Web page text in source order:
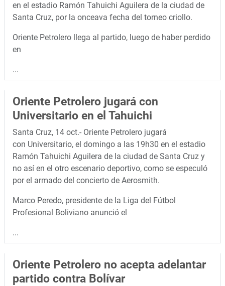
en el estadio Ramón Tahuichi Aguilera de la ciudad de
Santa Cruz, por la onceava fecha del torneo criollo.
Oriente Petrolero llega al partido, luego de haber perdido
en
...
Oriente Petrolero jugará con
Universitario en el Tahuichi
Santa Cruz, 14 oct.- Oriente Petrolero jugará
con Universitario, el domingo a las 19h30 en el estadio
Ramón Tahuichi Aguilera de la ciudad de Santa Cruz y
no así en el otro escenario deportivo, como se especuló
por el armado del concierto de Aerosmith.
Marco Peredo, presidente de la Liga del Fútbol
Profesional Boliviano anunció el
...
Oriente Petrolero no acepta adelantar
partido contra Bolívar